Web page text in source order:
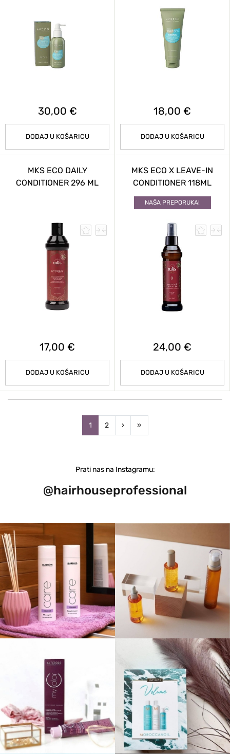
30,00 €
DODAJ U KOŠARICU
18,00 €
DODAJ U KOŠARICU
MKS ECO DAILY
CONDITIONER 296 ML
17,00 €
DODAJ U KOŠARICU
MKS ECO X LEAVE-IN
CONDITIONER 118ML
NAŠA PREPORUKA!
24,00 €
DODAJ U KOŠARICU
1 2 ›Next»Last
Prati nas na Instagramu:
@hairhouseprofessional